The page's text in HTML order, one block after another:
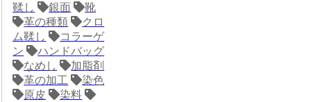
鞣し
銀面
靴
革の種類
クロ
ム鞣し
コラーゲ
ン
ハンドバッグ
なめし
加脂剤
革の加工
染色
原皮
染料